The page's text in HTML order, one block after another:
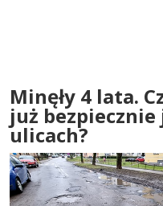
Minęły 4 lata.
już
ulicach?